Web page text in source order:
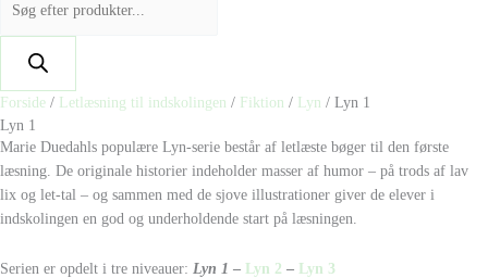
Forside / Letlæsning til indskolingen / Fiktion / Lyn / Lyn 1
Lyn 1
Marie Duedahls populære Lyn-serie består af letlæste bøger til den første
læsning. De originale historier indeholder masser af humor – på trods af lav
lix og let-tal – og sammen med de sjove illustrationer giver de elever i
indskolingen en god og underholdende start på læsningen.
Serien er opdelt i tre niveauer: Lyn 1 – Lyn 2 – Lyn 3